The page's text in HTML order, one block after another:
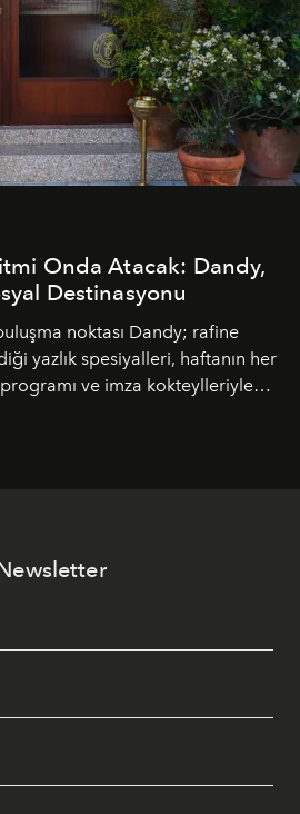
Onda Atacak: Dandy,
Destinasyonu
noktası Dandy; rafine
yazlık spesiyalleri, haftanın her
ve imza kokteylleriyle